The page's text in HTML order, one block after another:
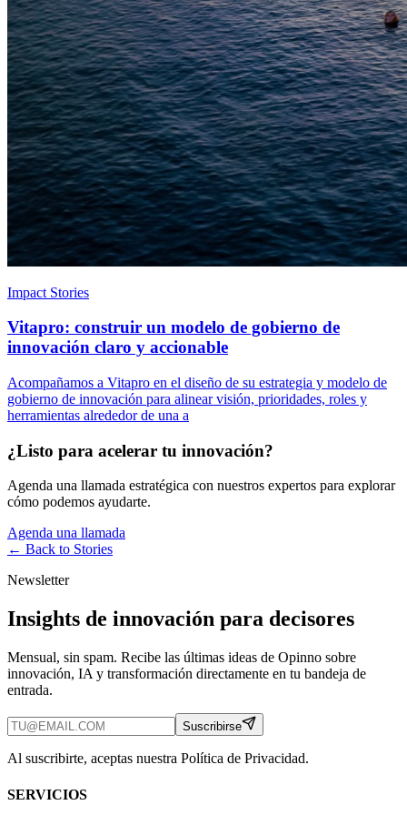
Impact Stories
Vitapro: construir un modelo de gobierno de
innovación claro y accionable
Acompañamos a Vitapro en el diseño de su estrategia y modelo de
gobierno de innovación para alinear visión, prioridades, roles y
herramientas alrededor de una a
¿Listo para acelerar tu innovación?
Agenda una llamada estratégica con nuestros expertos para explorar
cómo podemos ayudarte.
Agenda una llamada
← Back to Stories
Newsletter
Insights de innovación para decisores
Mensual, sin spam. Recibe las últimas ideas de Opinno sobre
innovación, IA y transformación directamente en tu bandeja de
entrada.
Suscribirse
Al suscribirte, aceptas nuestra Política de Privacidad.
SERVICIOS